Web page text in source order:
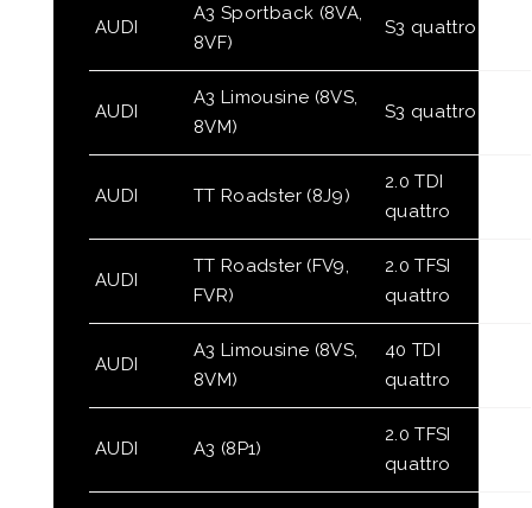
AUDI
A3 Sportback (8VA,
8VF)
S3 quattro
AUDI
A3 Limousine (8VS,
8VM)
S3 quattro
AUDI TT Roadster (8J9)
2.0 TDI
quattro
AUDI
TT Roadster (FV9,
FVR)
2.0 TFSI
quattro
AUDI
A3 Limousine (8VS,
8VM)
40 TDI
quattro
AUDI A3 (8P1)
2.0 TFSI
quattro